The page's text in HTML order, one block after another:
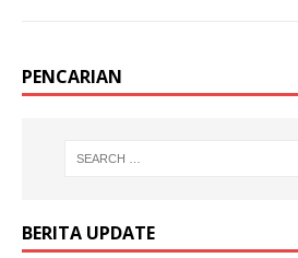
PENCARIAN
BERITA UPDATE